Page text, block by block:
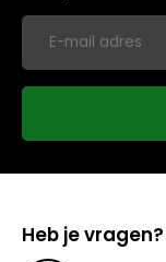
Heb je vragen?